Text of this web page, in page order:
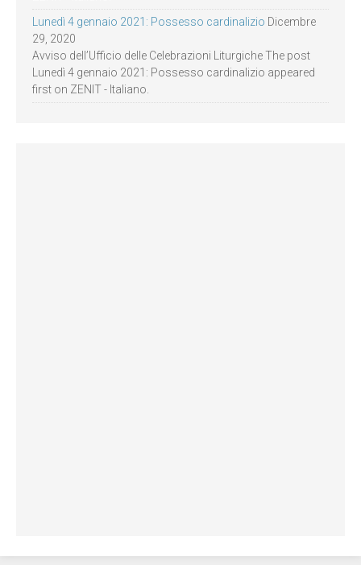
Lunedì 4 gennaio 2021: Possesso cardinalizio Dicembre
29, 2020
Avviso dell’Ufficio delle Celebrazioni Liturgiche The post
Lunedì 4 gennaio 2021: Possesso cardinalizio appeared
first on ZENIT - Italiano.